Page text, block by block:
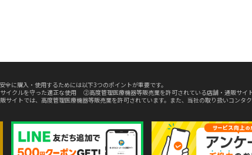
に購入・使用するためには以下3つのポイントが重要です。
イクルを守った適正な使用 ②高度管理医療機器等販売業を許可されている店舗・通販サ
サイトでは、高度管理医療機器等販売業を許可されています。また、当社の取り扱いコンタ